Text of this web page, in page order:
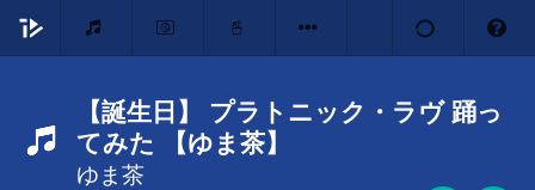
【誕生日】 プラトニック・ラヴ 踊っ
てみた 【ゆま茶】
ゆま茶